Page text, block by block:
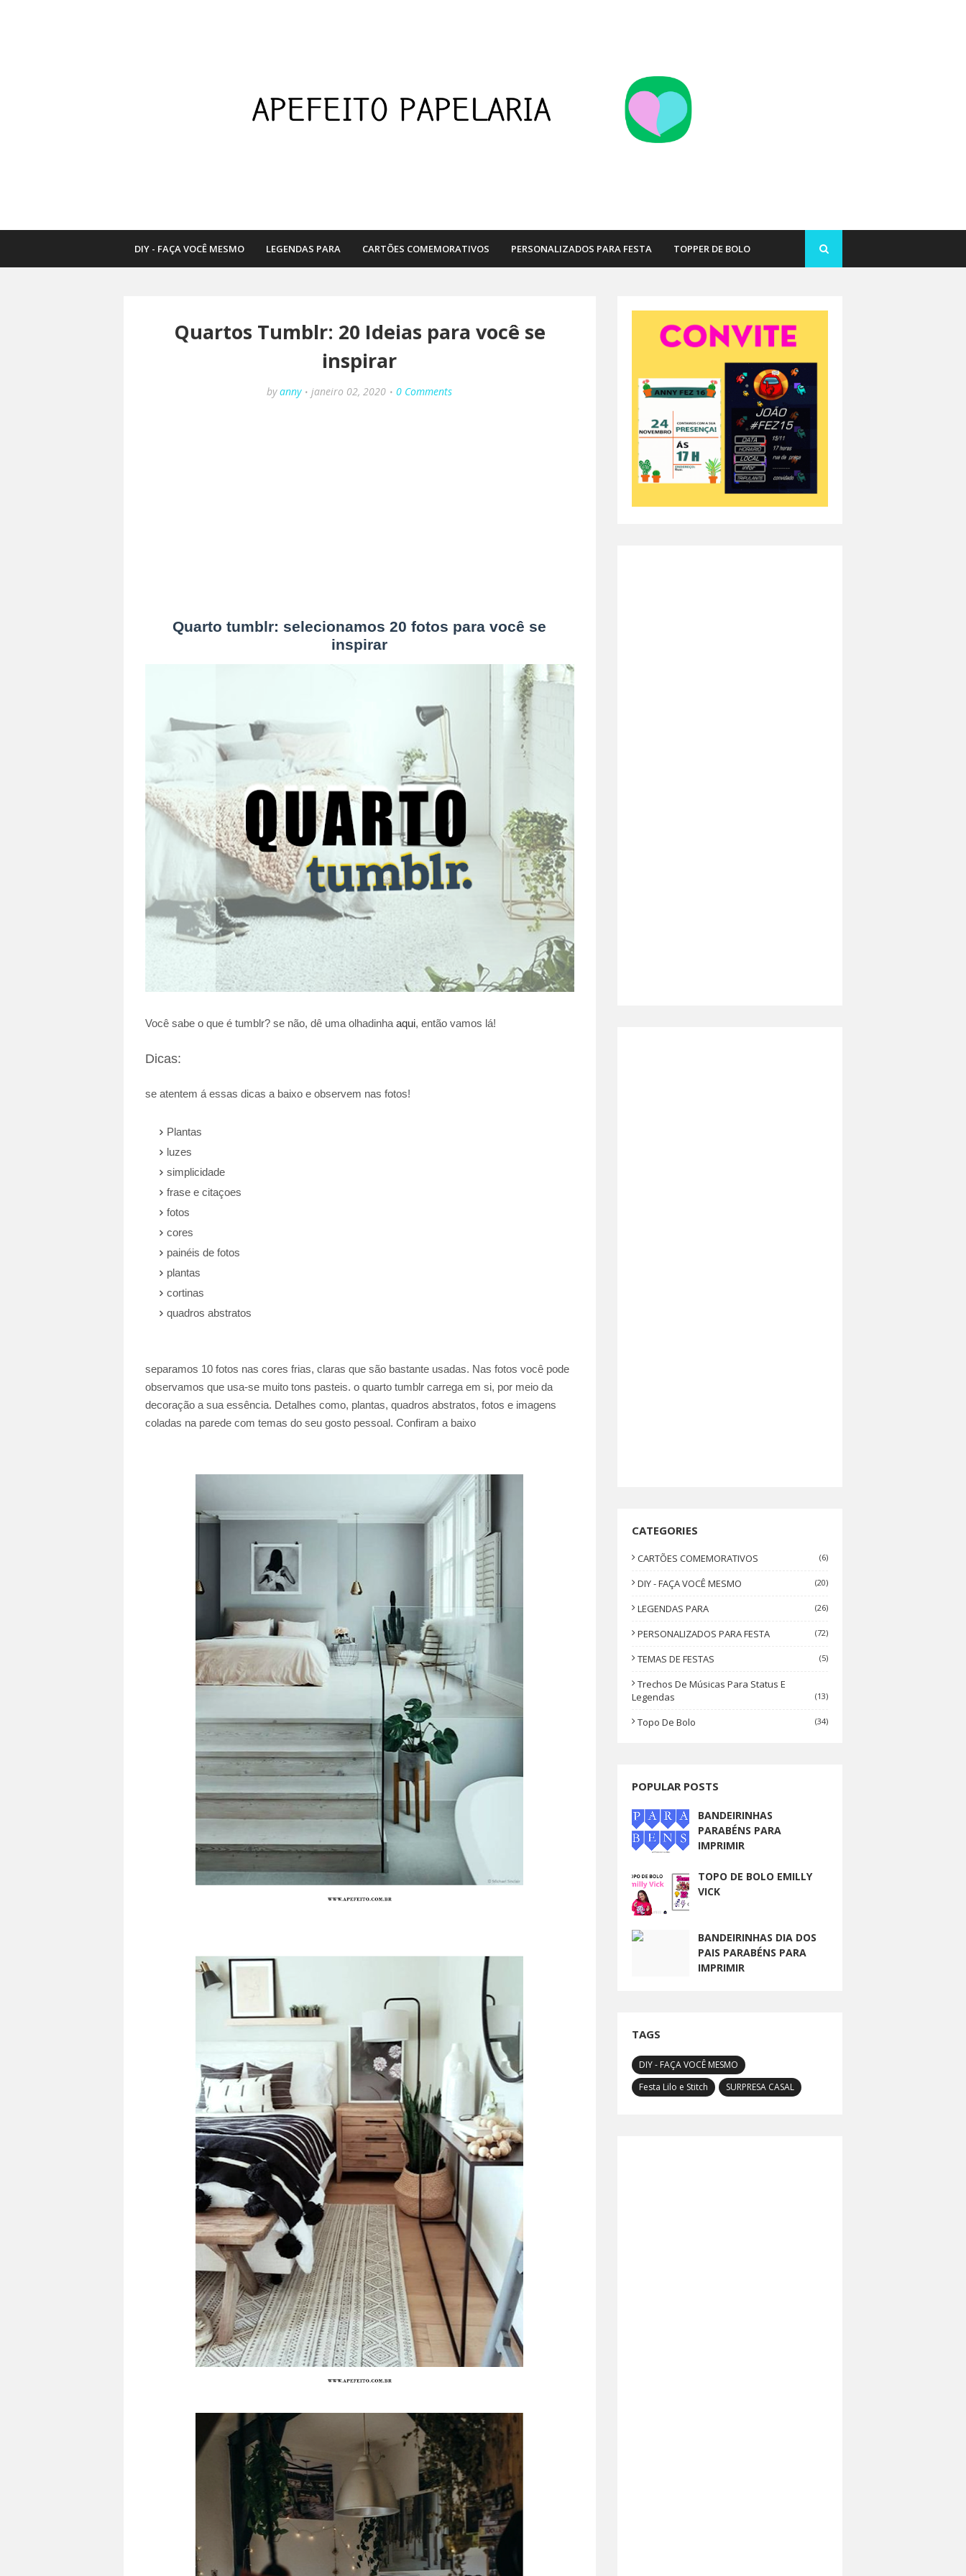
DIY - FAÇA VOCÊ MESMO LEGENDAS PARA CARTÕES COMEMORATIVOS PERSONALIZADOS PARA FESTA TOPPER DE BOLO
Quartos Tumblr: 20 Ideias para você se
inspirar
by anny janeiro 02, 2020 0 Comments
Quarto tumblr: selecionamos 20 fotos para você se
inspirar
Você sabe o que é tumblr? se não, dê uma olhadinha aqui, então vamos lá!
Dicas:
se atentem á essas dicas a baixo e observem nas fotos!
Plantas
luzes
simplicidade
frase e citaçoes
fotos
cores
painéis de fotos
plantas
cortinas
quadros abstratos
separamos 10 fotos nas cores frias, claras que são bastante usadas. Nas fotos você pode
observamos que usa-se muito tons pasteis. o quarto tumblr carrega em si, por meio da
decoração a sua essência. Detalhes como, plantas, quadros abstratos, fotos e imagens
coladas na parede com temas do seu gosto pessoal. Confiram a baixo
CATEGORIES
CARTÕES COMEMORATIVOS (6)
DIY - FAÇA VOCÊ MESMO (20)
LEGENDAS PARA (26)
PERSONALIZADOS PARA FESTA (72)
TEMAS DE FESTAS (5)
Trechos De Músicas Para Status E
Legendas
(13)
Topo De Bolo (34)
POPULAR POSTS
BANDEIRINHAS
PARABÉNS PARA
IMPRIMIR
TOPO DE BOLO EMILLY
VICK
BANDEIRINHAS DIA DOS
PAIS PARABÉNS PARA
IMPRIMIR
TAGS
DIY - FAÇA VOCÊ MESMO
Festa Lilo e Stitch
SURPRESA CASAL